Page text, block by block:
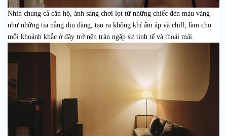
Nhìn chung cả căn hộ, ánh sáng chơi lọt từ những chiếc đèn màu vàng
như những tia nắng dịu dàng, tạo ra không khí ấm áp và chill, làm cho
mỗi khoảnh khắc ở đây trở nên tràn ngập sự tinh tế và thoải mái.